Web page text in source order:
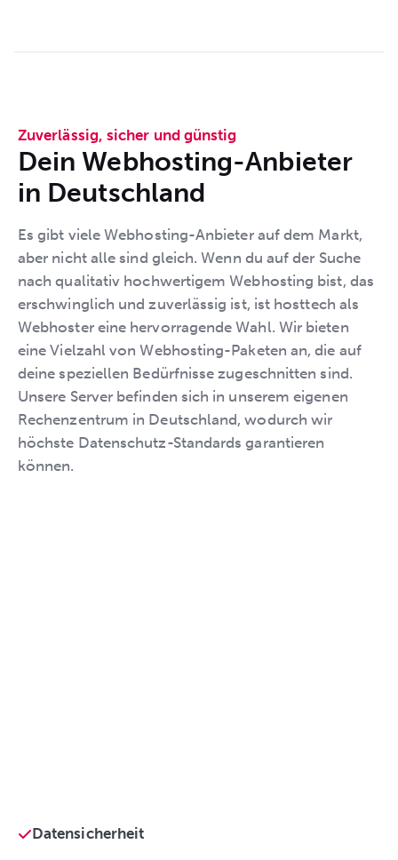
Zuverlässig, sicher und günstig
Dein Webhosting-Anbieter
in Deutschland
Es gibt viele Webhosting-Anbieter auf dem Markt,
aber nicht alle sind gleich. Wenn du auf der Suche
nach qualitativ hochwertigem Webhosting bist, das
erschwinglich und zuverlässig ist, ist hosttech als
Webhoster eine hervorragende Wahl. Wir bieten
eine Vielzahl von Webhosting-Paketen an, die auf
deine speziellen Bedürfnisse zugeschnitten sind.
Unsere Server befinden sich in unserem eigenen
Rechenzentrum in Deutschland, wodurch wir
höchste Datenschutz-Standards garantieren
können.
Datensicherheit